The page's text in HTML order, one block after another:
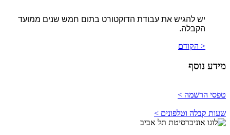
יש להגיש את עבודת הדוקטורט בתום חמש שנים ממועד
הקבלה.
< הקודם
מידע נוסף
טפסי הרשמה >
שעות קבלה וטלפונים >